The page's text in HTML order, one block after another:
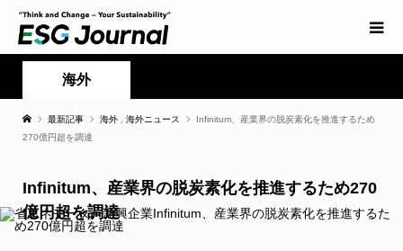
海外
最新記事 海外 海外ニュース
Infinitum、産業界の脱炭素化を推進するため
270億円超を調達
Infinitum、産業界の脱炭素化を推進するため270
億円超を調達